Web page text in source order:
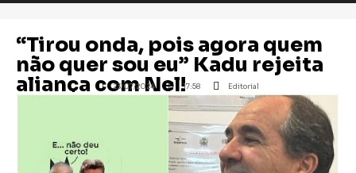
“Tirou onda, pois agora quem
não quer sou eu” Kadu rejeita
aliança com Nel!
23/07/2024 17:58 Editorial